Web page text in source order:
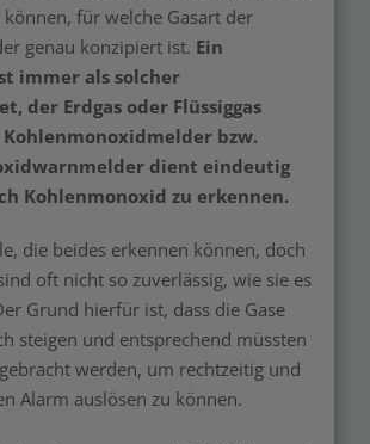
können, für welche Gasart der
genau konzipiert ist. Ein
immer als solcher
der Erdgas oder Flüssiggas
bzw.
dient eindeutig
Kohlenmonoxid zu erkennen.
die beides erkennen können, doch
oft nicht so zuverlässig, wie sie es
Grund hierfür ist, dass die Gase
steigen und entsprechend müssten
werden, um rechtzeitig und
Alarm auslösen zu können.